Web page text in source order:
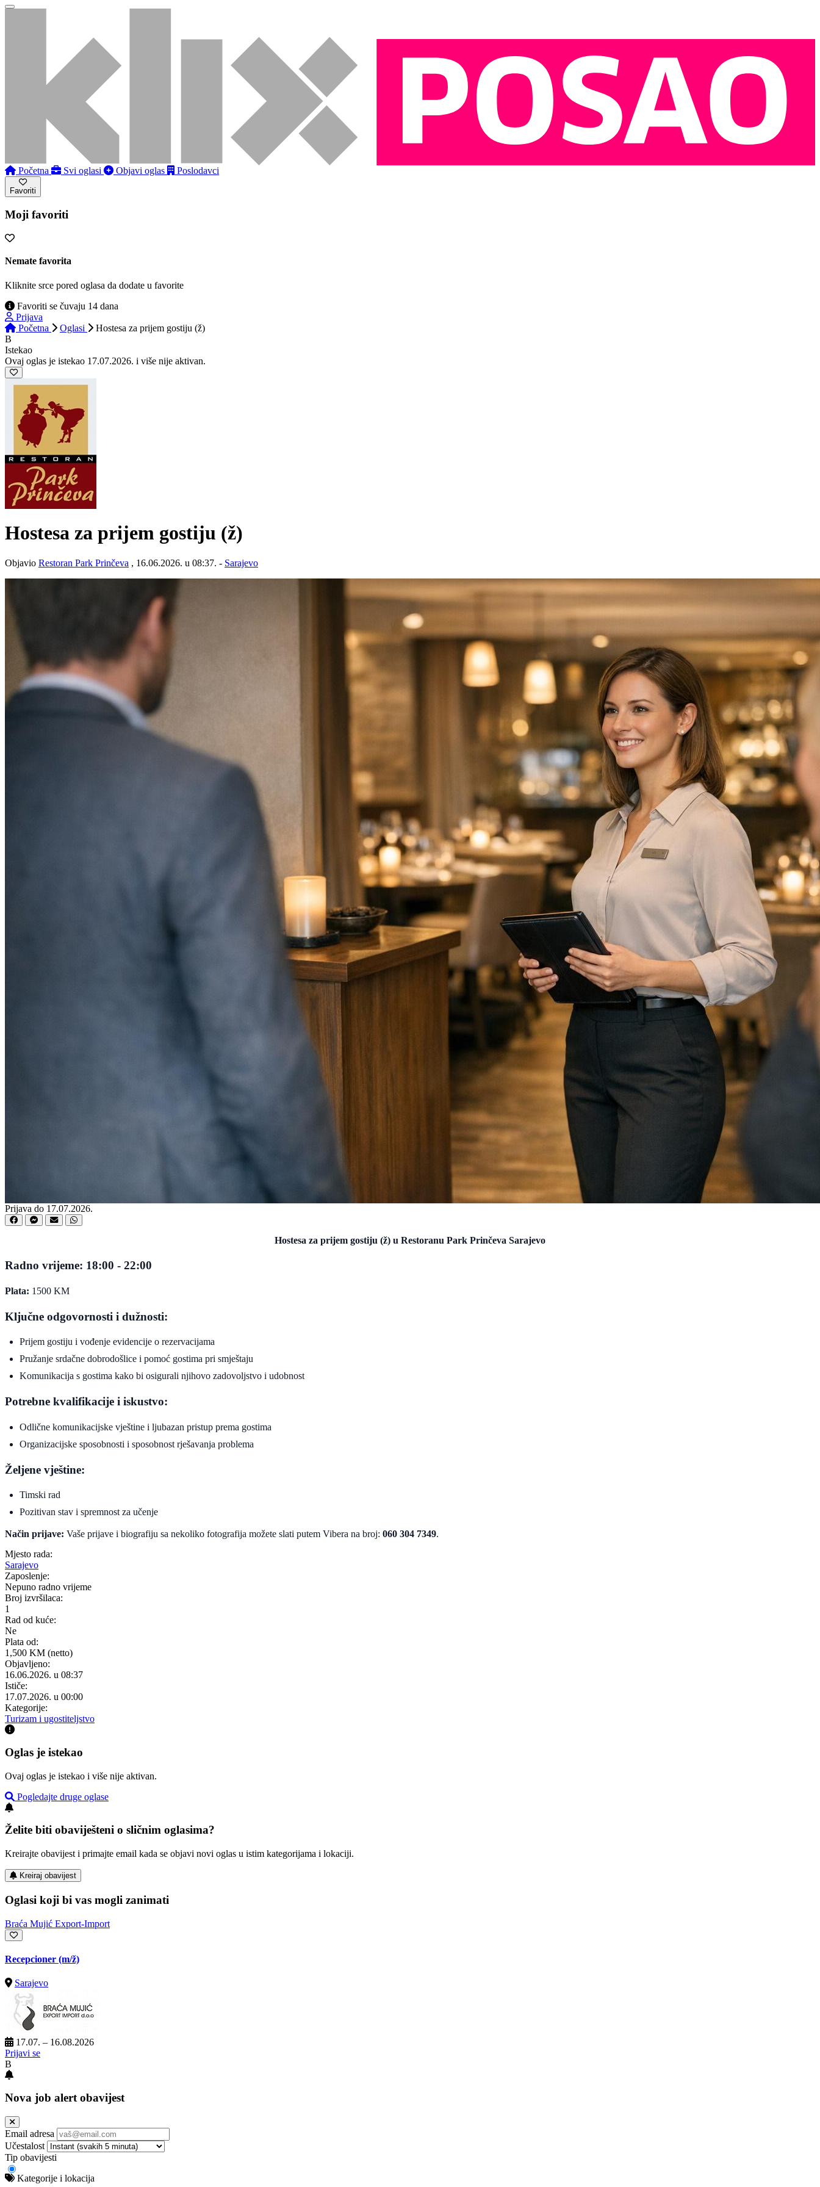
Početna Svi oglasi Objavi oglas Poslodavci
Favoriti
Moji favoriti
Nemate favorita
Kliknite srce pored oglasa da dodate u favorite
Favoriti se čuvaju 14 dana
Prijava
Početna
Oglasi
Hostesa za prijem gostiju (ž)
B
Istekao
Ovaj oglas je istekao 17.07.2026. i više nije aktivan.
Hostesa za prijem gostiju (ž)
Objavio Restoran Park Prinčeva , 16.06.2026. u 08:37. - Sarajevo
Prijava do 17.07.2026.
Hostesa za prijem gostiju (ž) u Restoranu Park Prinčeva Sarajevo
Radno vrijeme: 18:00 - 22:00
Plata: 1500 KM
Ključne odgovornosti i dužnosti:
Prijem gostiju i vođenje evidencije o rezervacijama
Pružanje srdačne dobrodošlice i pomoć gostima pri smještaju
Komunikacija s gostima kako bi osigurali njihovo zadovoljstvo i udobnost
Potrebne kvalifikacije i iskustvo:
Odlične komunikacijske vještine i ljubazan pristup prema gostima
Organizacijske sposobnosti i sposobnost rješavanja problema
Željene vještine:
Timski rad
Pozitivan stav i spremnost za učenje
Način prijave: Vaše prijave i biografiju sa nekoliko fotografija možete slati putem Vibera na broj: 060 304 7349.
Mjesto rada:
Sarajevo
Zaposlenje:
Nepuno radno vrijeme
Broj izvršilaca:
1
Rad od kuće:
Ne
Plata od:
1,500 KM (netto)
Objavljeno:
16.06.2026. u 08:37
Ističe:
17.07.2026. u 00:00
Kategorije:
Turizam i ugostiteljstvo
Oglas je istekao
Ovaj oglas je istekao i više nije aktivan.
Pogledajte druge oglase
Želite biti obaviješteni o sličnim oglasima?
Kreirajte obavijest i primajte email kada se objavi novi oglas u istim kategorijama i lokaciji.
Kreiraj obavijest
Oglasi koji bi vas mogli zanimati
Braća Mujić Export-Import
Recepcioner (m/ž)
Sarajevo
17.07. – 16.08.2026
Prijavi se
B
Nova job alert obavijest
Email adresa
Učestalost
Tip obavijesti
Kategorije i lokacija